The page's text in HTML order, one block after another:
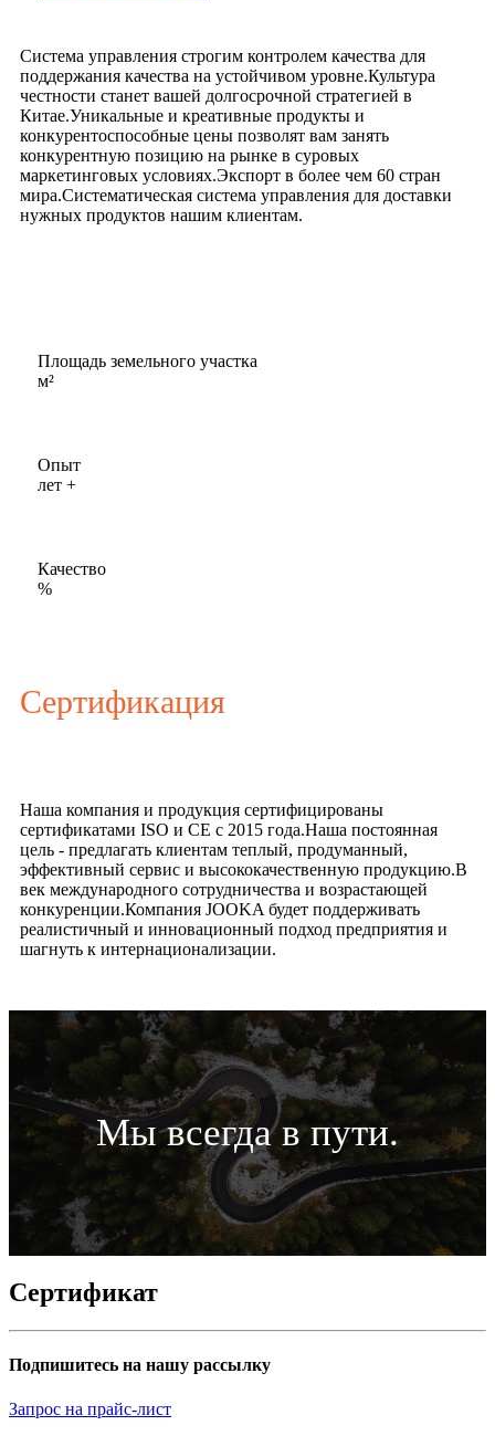
Система управления строгим контролем качества для
поддержания качества на устойчивом уровне.Культура
честности станет вашей долгосрочной стратегией в
Китае.Уникальные и креативные продукты и
конкурентоспособные цены позволят вам занять
конкурентную позицию на рынке в суровых
маркетинговых условиях.Экспорт в более чем 60 стран
мира.Систематическая система управления для доставки
нужных продуктов нашим клиентам.
Площадь земельного участка
м²
Опыт
лет +
Качество
%
Сертификация
Наша компания и продукция сертифицированы
сертификатами ISO и CE с 2015 года.Наша постоянная
цель - предлагать клиентам теплый, продуманный,
эффективный сервис и высококачественную продукцию.В
век международного сотрудничества и возрастающей
конкуренции.Компания JOOKA будет поддерживать
реалистичный и инновационный подход предприятия и
шагнуть к интернационализации.
Мы всегда в пути.
Сертификат
Подпишитесь на нашу рассылку
Запрос на прайс-лист